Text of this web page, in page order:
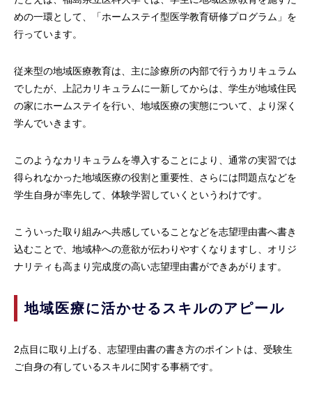
めの一環として、「ホームステイ型医学教育研修プログラム」を
行っています。
従来型の地域医療教育は、主に診療所の内部で行うカリキュラム
でしたが、上記カリキュラムに一新してからは、学生が地域住民
の家にホームステイを行い、地域医療の実態について、より深く
学んでいきます。
このようなカリキュラムを導入することにより、通常の実習では
得られなかった地域医療の役割と重要性、さらには問題点などを
学生自身が率先して、体験学習していくというわけです。
こういった取り組みへ共感していることなどを志望理由書へ書き
込むことで、地域枠への意欲が伝わりやすくなりますし、オリジ
ナリティも高まり完成度の高い志望理由書ができあがります。
地域医療に活かせるスキルのアピール
2点目に取り上げる、志望理由書の書き方のポイントは、受験生
ご自身の有しているスキルに関する事柄です。